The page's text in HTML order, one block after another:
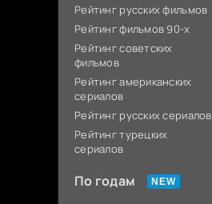
Рейтинг русских фильмов
Рейтинг фильмов 90-х
Рейтинг советских
фильмов
Рейтинг американских
сериалов
Рейтинг русских сериалов
Рейтинг турецких
сериалов
По годам